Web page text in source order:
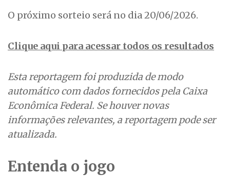
O próximo sorteio será no dia 20/06/2026.
Clique aqui para acessar todos os resultados
Esta reportagem foi produzida de modo
automático com dados fornecidos pela Caixa
Econômica Federal. Se houver novas
informações relevantes, a reportagem pode ser
atualizada.
Entenda o jogo